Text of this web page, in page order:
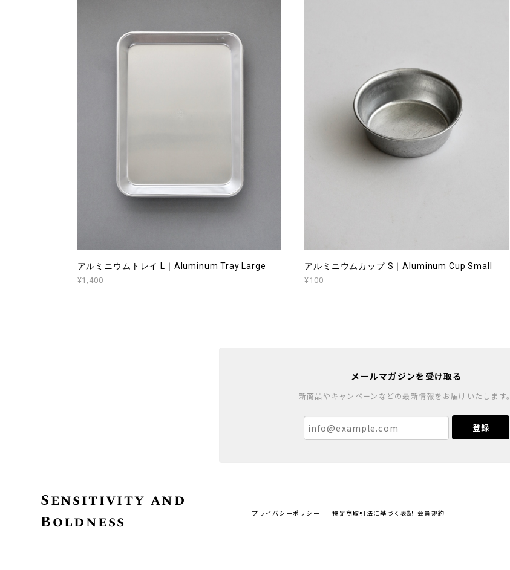
アルミニウムトレイ L｜Aluminum Tray Large
¥1,400
アルミニウムカップ S｜Aluminum Cup Small
¥100
メールマガジンを受け取る
新商品やキャンペーンなどの最新情報をお届けいたします。
登録
Sensitivity and
Boldness
プライバシーポリシー 特定商取引法に基づく表記 会員規約